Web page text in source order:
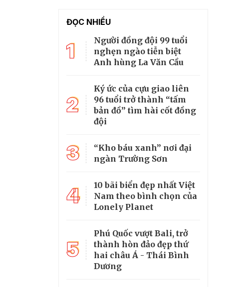
ĐỌC NHIỀU
1
Người đồng đội 99 tuổi
nghẹn ngào tiễn biệt
Anh hùng La Văn Cầu
2
Ký ức của cựu giao liên
96 tuổi trở thành “tấm
bản đồ” tìm hài cốt đồng
đội
3
“Kho báu xanh” nơi đại
ngàn Trường Sơn
4
10 bãi biển đẹp nhất Việt
Nam theo bình chọn của
Lonely Planet
5
Phú Quốc vượt Bali, trở
thành hòn đảo đẹp thứ
hai châu Á - Thái Bình
Dương